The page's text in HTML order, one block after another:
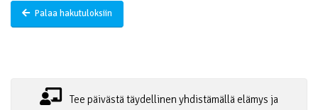
Palaa hakutuloksiin
Tee päivästä täydellinen yhdistämällä elämys ja